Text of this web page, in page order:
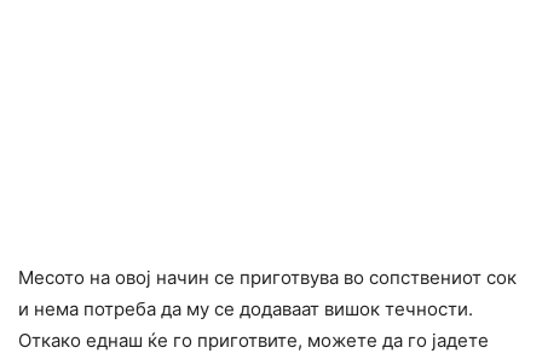
Месото на овој начин се приготвува во сопствениот сок
и нема потреба да му се додаваат вишок течности.
Откако еднаш ќе го приготвите, можете да го јадете